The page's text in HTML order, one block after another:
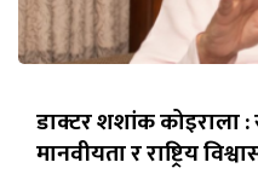
डाक्टर शशांक कोइराला
मानवीयता र राष्ट्रिय